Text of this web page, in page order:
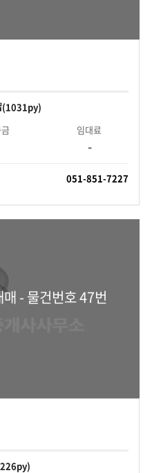
임대료
-
051-851-7227
- 물건번호 47번